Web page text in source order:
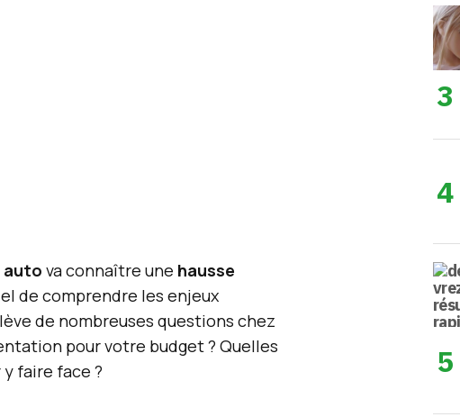
auto va connaître une hausse
de comprendre les enjeux
de nombreuses questions chez
pour votre budget ? Quelles
faire face ?